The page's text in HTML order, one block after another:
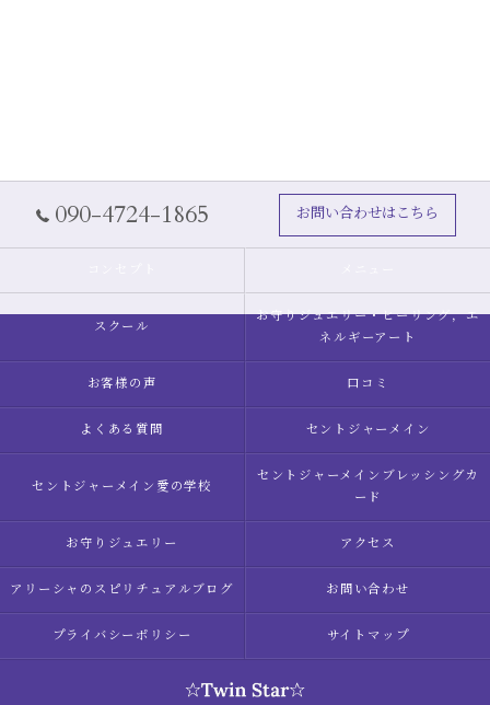
090-4724-1865 お問い合わせはこちら
スクール
お守りジュエリー・ヒーリング，エ
ネルギーアート
お客様の声 口コミ
よくある質問 セントジャーメイン
セントジャーメイン愛の学校
セントジャーメインブレッシングカ
ード
お守りジュエリー アクセス
アリーシャのスピリチュアルブログ お問い合わせ
プライバシーポリシー サイトマップ